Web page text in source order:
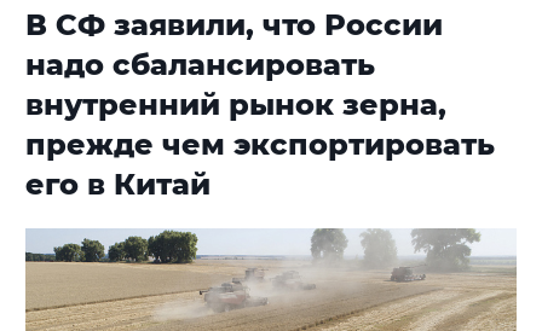
В СФ заявили, что России
надо сбалансировать
внутренний рынок зерна,
прежде чем экспортировать
его в Китай